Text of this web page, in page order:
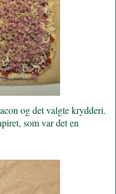
og det valgte krydderi.
som var det en